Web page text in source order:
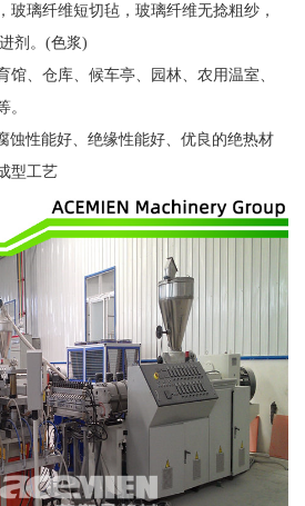
玻璃纤维短切毡，玻璃纤维无捻粗纱，
剂。(色浆)
馆、仓库、候车亭、园林、农用温室、
。
蚀性能好、绝缘性能好、优良的绝热材
型工艺